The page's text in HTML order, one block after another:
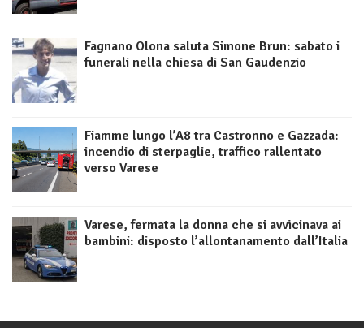
Fagnano Olona saluta Simone Brun: sabato i
funerali nella chiesa di San Gaudenzio
Fiamme lungo l’A8 tra Castronno e Gazzada:
incendio di sterpaglie, traffico rallentato
verso Varese
Varese, fermata la donna che si avvicinava ai
bambini: disposto l’allontanamento dall’Italia